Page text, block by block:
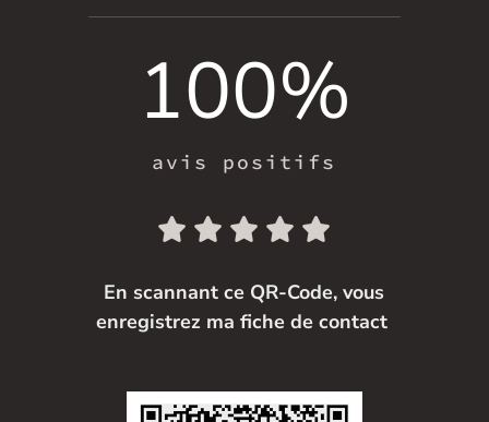
100%
avis positifs
En scannant ce QR-Code, vous
enregistrez ma fiche de contact